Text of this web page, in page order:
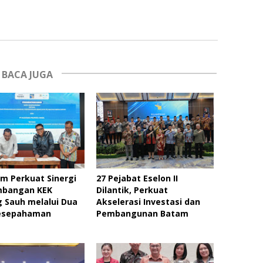
BACA JUGA
Perkuat Sinergi
KEK
Sauh melalui Dua
27 Pejabat Eselon II
Dilantik, Perkuat
Akselerasi Investasi dan
Pembangunan Batam